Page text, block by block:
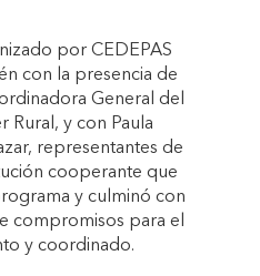
por CEDEPAS
con la presencia de
General del
Rural, y con Paula
representantes de
cooperante que
y culminó con
compromisos para el
y coordinado.